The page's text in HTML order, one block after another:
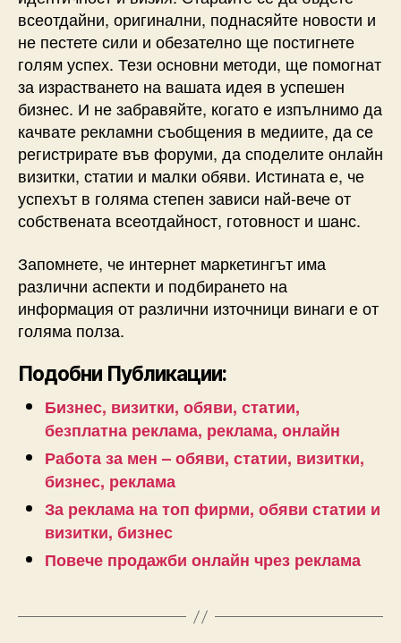
всеотдайни, оригинални, поднасяйте новости и
не пестете сили и обезателно ще постигнете
голям успех. Тези основни методи, ще помогнат
за израстването на вашата идея в успешен
бизнес. И не забравяйте, когато е изпълнимо да
качвате рекламни съобщения в медиите, да се
регистрирате във форуми, да споделите онлайн
визитки, статии и малки обяви. Истината е, че
успехът в голяма степен зависи най-вече от
собствената всеотдайност, готовност и шанс.
Запомнете, че интернет маркетингът има
различни аспекти и подбирането на
информация от различни източници винаги е от
голяма полза.
Подобни Публикации:
Бизнес, визитки, обяви, статии,
безплатна реклама, реклама, онлайн
Работа за мен – обяви, статии, визитки,
бизнес, реклама
За реклама на топ фирми, обяви статии и
визитки, бизнес
Повече продажби онлайн чрез реклама